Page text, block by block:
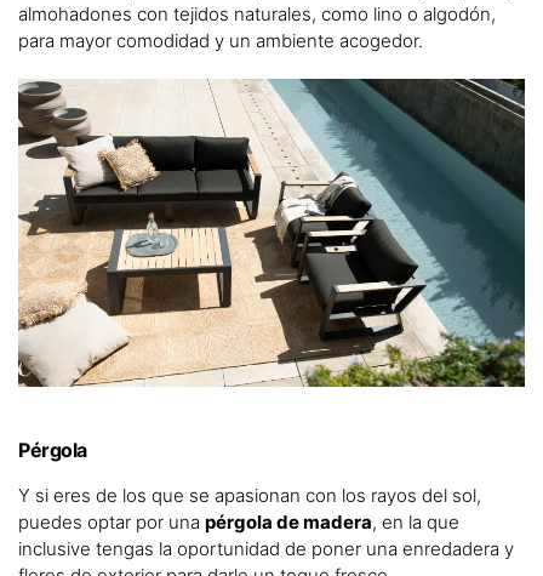
almohadones con tejidos naturales, como lino o algodón,
para mayor comodidad y un ambiente acogedor.
Pérgola
Y si eres de los que se apasionan con los rayos del sol,
puedes optar por una pérgola de madera, en la que
inclusive tengas la oportunidad de poner una enredadera y